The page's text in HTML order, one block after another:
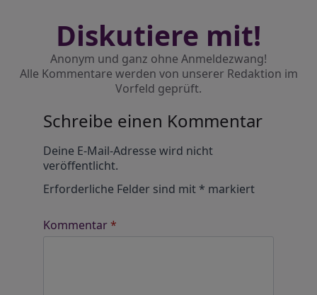
Diskutiere mit!
Anonym und ganz ohne Anmeldezwang!
Alle Kommentare werden von unserer Redaktion im
Vorfeld geprüft.
Schreibe einen Kommentar
Deine E-Mail-Adresse wird nicht
veröffentlicht.
Erforderliche Felder sind mit* markiert
Kommentar*